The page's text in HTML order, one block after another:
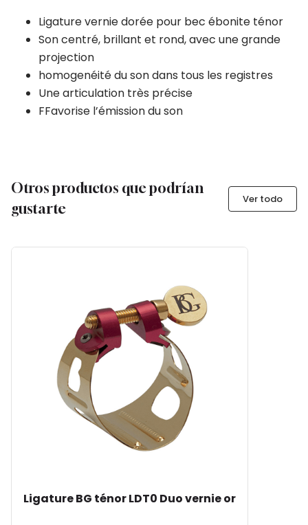
Ligature vernie dorée pour bec ébonite ténor
Son centré, brillant et rond, avec une grande
projection
homogenéité du son dans tous les registres
Une articulation très précise
FFavorise l’émission du son
Otros productos que podrían
gustarte
Ver todo
Ligature BG ténor LDT0 Duo vernie or